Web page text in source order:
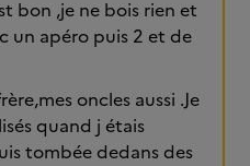
bon ,je ne bois rien et
un apéro puis 2 et de
oncles aussi .Je
quand j étais
tombée dedans des